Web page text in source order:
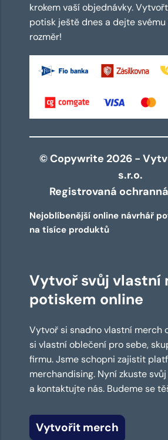
krokem vaší objednávky.
potisk ještě dnes a dejte
rozměr!
© Copywrite 2026 -
s.r.o.
Registrovaná
Nejoblíbenější online návrhář
na tisíce produktů
Vytvoř svůj vlastní
potiskem online
Vytvoř si snadno vlastní merch
si vlastní oblečení pro sebe,
firmu. Jsme schopni zajistit
merchandising. Nyní zkuste
a kontaktujte nás. Budeme se
Vytvořit merch